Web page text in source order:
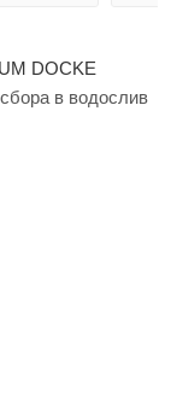
DOCKE
в водослив